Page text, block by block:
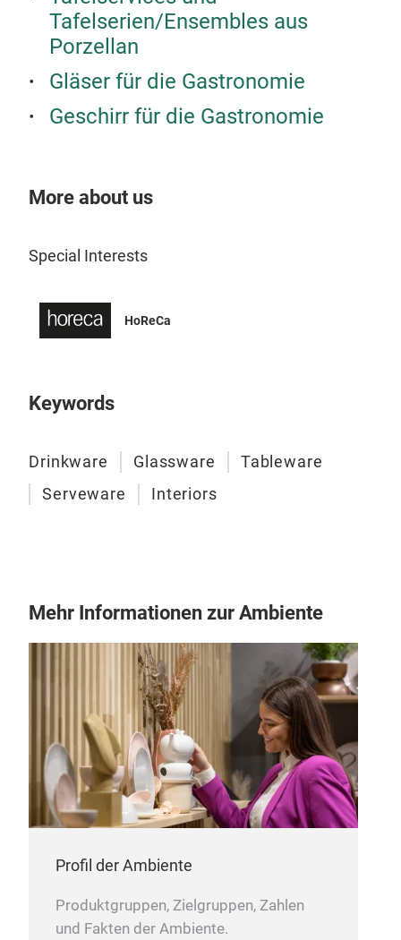
Tafelserien/Ensembles aus
Porzellan
Gläser für die Gastronomie
Geschirr für die Gastronomie
More about us
Special Interests
HoReCa
Keywords
Drinkware Glassware
Tableware
Serveware
Interiors
Mehr Informationen zur Ambiente
Profil der Ambiente
Produktgruppen, Zielgruppen, Zahlen
und Fakten der Ambiente.